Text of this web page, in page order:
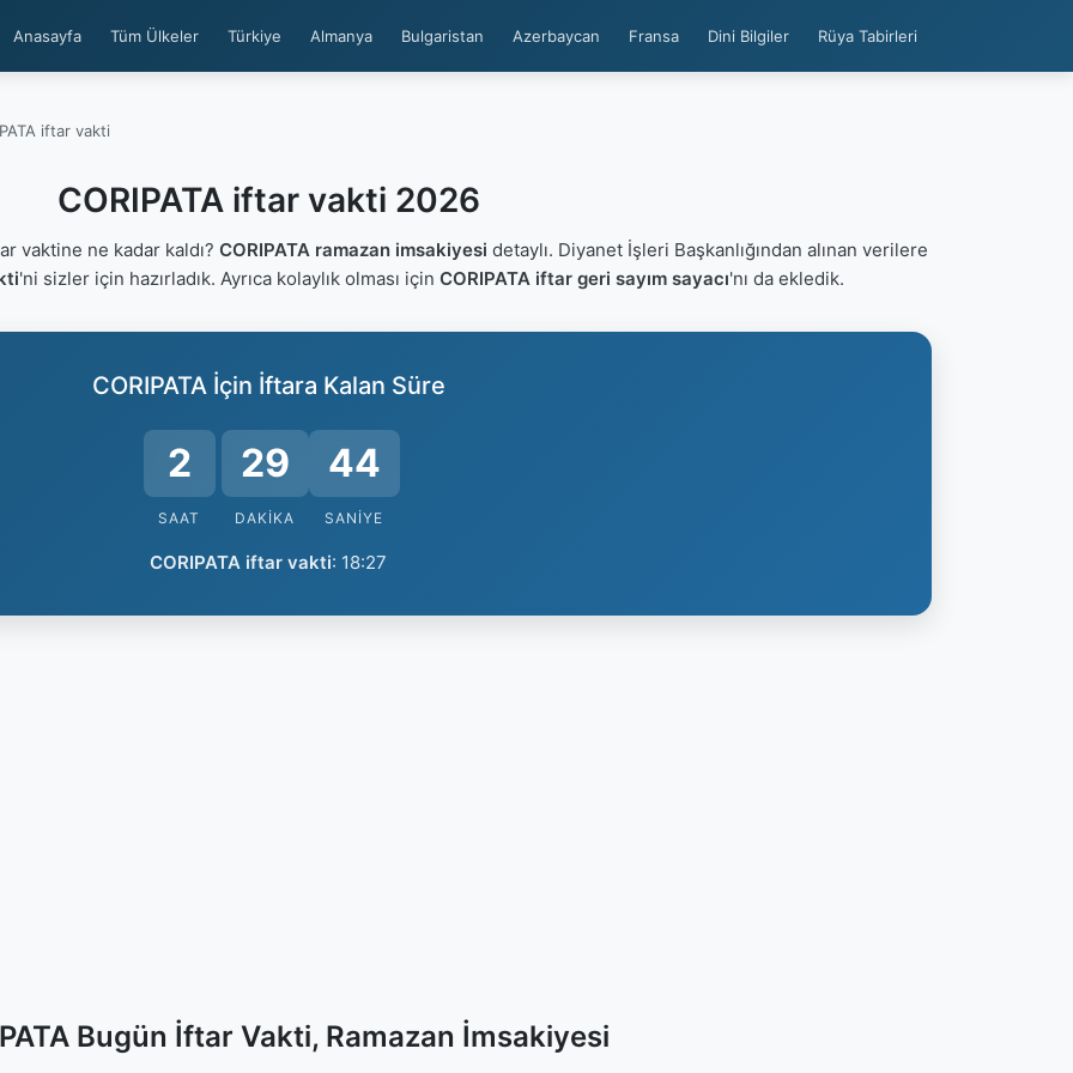
Anasayfa Tüm Ülkeler Türkiye Almanya Bulgaristan Azerbaycan Fransa Dini Bilgiler Rüya Tabirleri
iftar vakti
CORIPATA iftar vakti 2026
vaktine ne kadar kaldı? CORIPATA ramazan imsakiyesi detaylı. Diyanet İşleri Başkanlığından alınan verilere
'ni sizler için hazırladık. Ayrıca kolaylık olması için CORIPATA iftar geri sayım sayacı'nı da ekledik.
CORIPATA İçin İftara Kalan Süre
2
SAAT
29
DAKIKA
44
SANIYE
CORIPATA iftar vakti: 18:27
Bugün İftar Vakti, Ramazan İmsakiyesi